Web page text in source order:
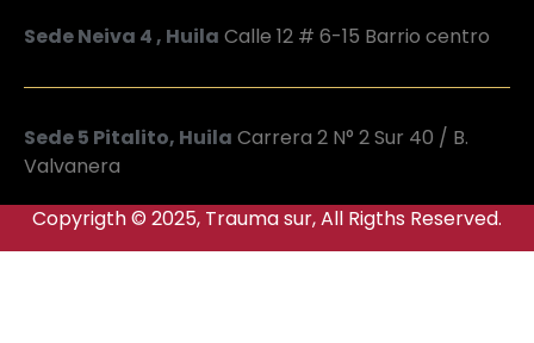
Sede Neiva 4 , Huila Calle 12 # 6-15 Barrio centro
Sede 5 Pitalito, Huila Carrera 2 N° 2 Sur 40 / B.
Valvanera
Copyrigth © 2025, Trauma sur, All Rigths Reserved.